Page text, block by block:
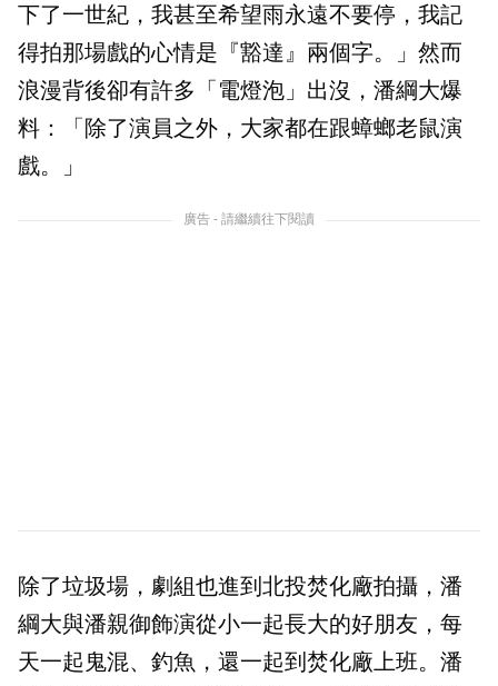
下了一世紀，我甚至希望雨永遠不要停，我記
得拍那場戲的心情是『豁達』兩個字。」然而
浪漫背後卻有許多「電燈泡」出沒，潘綱大爆
料：「除了演員之外，大家都在跟蟑螂老鼠演
戲。」
廣告 - 請繼續往下閱讀
除了垃圾場，劇組也進到北投焚化廠拍攝，潘
綱大與潘親御飾演從小一起長大的好朋友，每
天一起鬼混、釣魚，還一起到焚化廠上班。潘